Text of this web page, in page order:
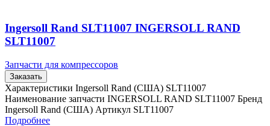
Ingersoll Rand SLT11007 INGERSOLL RAND
SLT11007
Запчасти для компрессоров
Заказать
Характеристики Ingersoll Rand (США) SLT11007
Наименование запчасти INGERSOLL RAND SLT11007 Бренд
Ingersoll Rand (США) Артикул SLT11007
Подробнее